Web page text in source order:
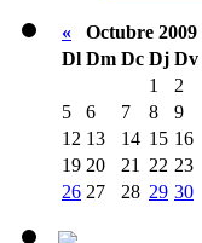
« Octubre 2009
Dl Dm Dc Dj Dv
1
2
5
6 7 8 9
12 13 14 15 16
19 20 21 22 23
26 27 28 29 30